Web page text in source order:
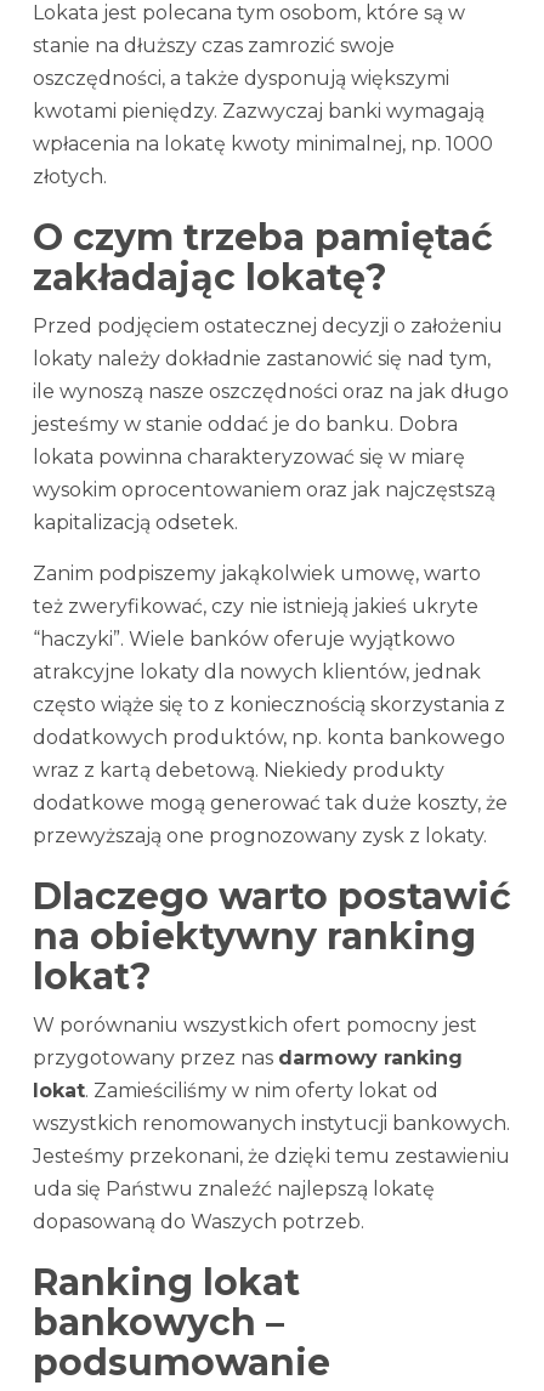
Lokata jest polecana tym osobom, które są w
stanie na dłuższy czas zamrozić swoje
oszczędności, a także dysponują większymi
kwotami pieniędzy. Zazwyczaj banki wymagają
wpłacenia na lokatę kwoty minimalnej, np. 1000
złotych.
O czym trzeba pamiętać
zakładając lokatę?
Przed podjęciem ostatecznej decyzji o założeniu
lokaty należy dokładnie zastanowić się nad tym,
ile wynoszą nasze oszczędności oraz na jak długo
jesteśmy w stanie oddać je do banku. Dobra
lokata powinna charakteryzować się w miarę
wysokim oprocentowaniem oraz jak najczęstszą
kapitalizacją odsetek.
Zanim podpiszemy jakąkolwiek umowę, warto
też zweryfikować, czy nie istnieją jakieś ukryte
“haczyki”. Wiele banków oferuje wyjątkowo
atrakcyjne lokaty dla nowych klientów, jednak
często wiąże się to z koniecznością skorzystania z
dodatkowych produktów, np. konta bankowego
wraz z kartą debetową. Niekiedy produkty
dodatkowe mogą generować tak duże koszty, że
przewyższają one prognozowany zysk z lokaty.
Dlaczego warto postawić
na obiektywny ranking
lokat?
W porównaniu wszystkich ofert pomocny jest
przygotowany przez nas darmowy ranking
lokat. Zamieściliśmy w nim oferty lokat od
wszystkich renomowanych instytucji bankowych.
Jesteśmy przekonani, że dzięki temu zestawieniu
uda się Państwu znaleźć najlepszą lokatę
dopasowaną do Waszych potrzeb.
Ranking lokat
bankowych –
podsumowanie